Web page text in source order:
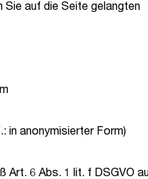
Sie auf die Seite gelangten
in anonymisierter Form)
Art. 6 Abs. 1 lit. f DSGVO